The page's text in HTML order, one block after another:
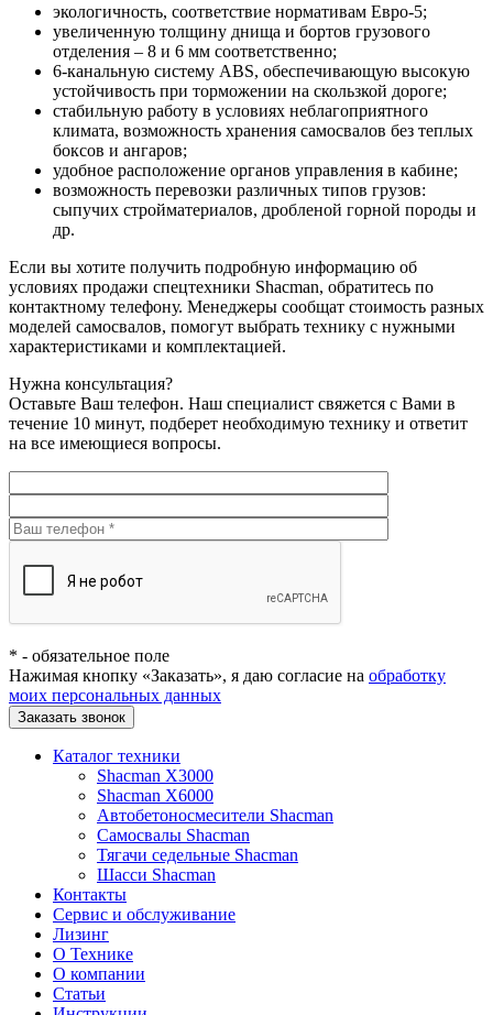
экологичность, соответствие нормативам Евро-5;
увеличенную толщину днища и бортов грузового
отделения – 8 и 6 мм соответственно;
6-канальную систему ABS, обеспечивающую высокую
устойчивость при торможении на скользкой дороге;
стабильную работу в условиях неблагоприятного
климата, возможность хранения самосвалов без теплых
боксов и ангаров;
удобное расположение органов управления в кабине;
возможность перевозки различных типов грузов:
сыпучих стройматериалов, дробленой горной породы и
др.
Если вы хотите получить подробную информацию об
условиях продажи спецтехники Shacman, обратитесь по
контактному телефону. Менеджеры сообщат стоимость разных
моделей самосвалов, помогут выбрать технику с нужными
характеристиками и комплектацией.
Нужна консультация?
Оставьте Ваш телефон. Наш специалист свяжется с Вами в
течение 10 минут, подберет необходимую технику и ответит
на все имеющиеся вопросы.
* - обязательное поле
Нажимая кнопку «Заказать», я даю согласие на обработку
моих персональных данных
Заказать звонок
Каталог техники
Shacman X3000
Shacman X6000
Автобетоносмесители Shacman
Самосвалы Shacman
Тягачи седельные Shacman
Шасси Shacman
Контакты
Сервис и обслуживание
Лизинг
О Технике
О компании
Статьи